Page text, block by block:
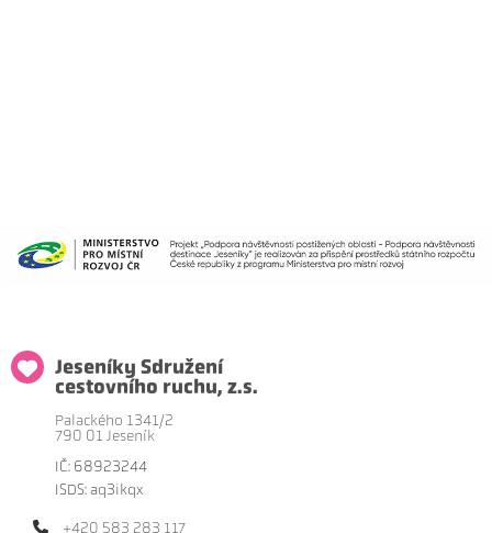
Jeseníky Sdružení
cestovního ruchu, z.s.
Palackého 1341/2
790 01 Jeseník
IČ: 68923244
ISDS: aq3ikqx
+420 583 283 117